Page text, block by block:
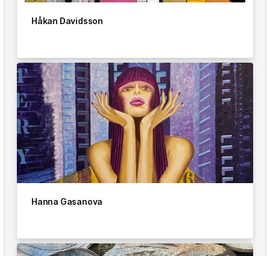
Håkan Davidsson
Hanna Gasanova